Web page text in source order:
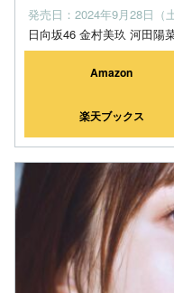
発売日：2024年9月28日（土
Amazon
楽天ブックス